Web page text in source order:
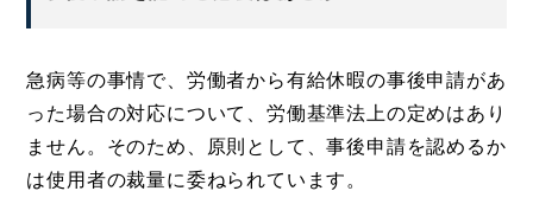
急病等の事情で、労働者から有給休暇の事後申請があ
った場合の対応について、労働基準法上の定めはあり
ません。そのため、原則として、事後申請を認めるか
は使用者の裁量に委ねられています。